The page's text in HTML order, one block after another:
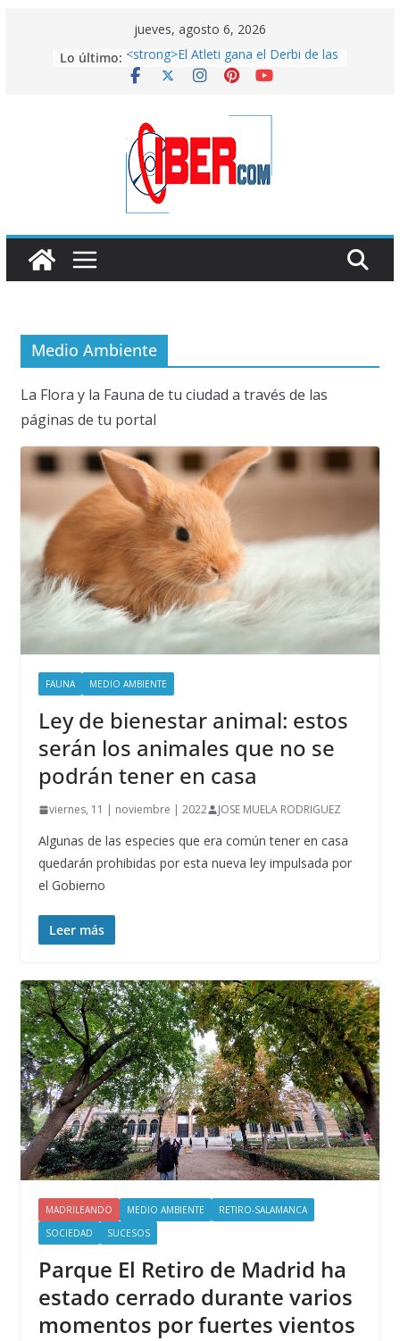
jueves, agosto 6, 2026
Lo último: <strong>El Atleti gana el Derbi de las
Aficiones</strong>
American horror story: ROANOKE
Arranca el mundial de la vergüenza
en Qatar
<strong>El lado más artístico del
País de las Maravillas aterriza en la
Fundación Canal con
“Alicia”</strong>
Medio Ambiente
La Flora y la Fauna de tu ciudad a través de las
páginas de tu portal
FAUNA MEDIO AMBIENTE
Ley de bienestar animal: estos
serán los animales que no se
podrán tener en casa
viernes, 11 | noviembre | 2022 JOSE MUELA RODRIGUEZ
Algunas de las especies que era común tener en casa
quedarán prohibidas por esta nueva ley impulsada por
el Gobierno
Leer más
MADRILEANDO MEDIO AMBIENTE
RETIRO-SALAMANCA
SOCIEDAD
SUCESOS
Parque El Retiro de Madrid ha
estado cerrado durante varios
momentos por fuertes vientos